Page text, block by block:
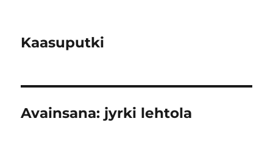
Kaasuputki
Avainsana: jyrki lehtola